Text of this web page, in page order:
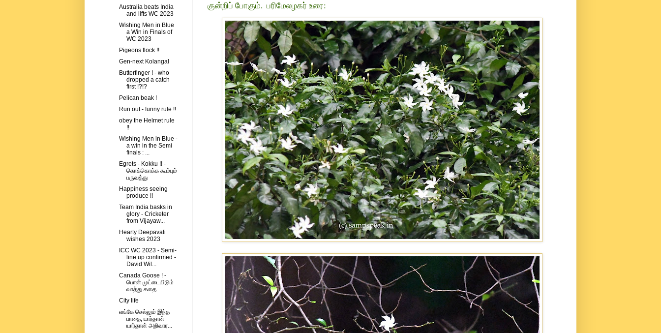
குன்றிப் போகும். பரிமேலழகர் உரை:
Australia beats India
and lifts WC 2023
Wishing Men in Blue
a Win in Finals of
WC 2023
Pigeons flock !!
Gen-next Kolangal
Butterfinger ! - who
dropped a catch
first !?!?
Pelican beak !
Run out - funny rule !!
obey the Helmet rule
!!
Wishing Men in Blue -
a win in the Semi
finals : ...
Egrets - Kokku !! -
கொக்கொக்க கூம்பும்
பருவத்து
Happiness seeing
produce !!
Team India basks in
glory - Cricketer
from Vijayaw...
Hearty Deepavali
wishes 2023
ICC WC 2023 - Semi-
line up confirmed -
David Wil...
Canada Goose ! -
பொன் முட்டையிடும்
வாத்து கதை
City life
எங்கே செல்லும் இந்த
பாதை, யார்தான்
யார்தான் அறிவார...